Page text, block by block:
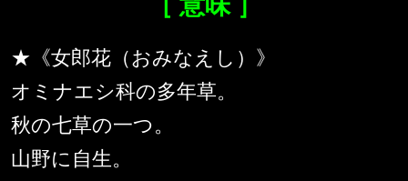
★《女郎花（おみなえし）》
オミナエシ科の多年草。
秋の七草の一つ。
山野に自生。